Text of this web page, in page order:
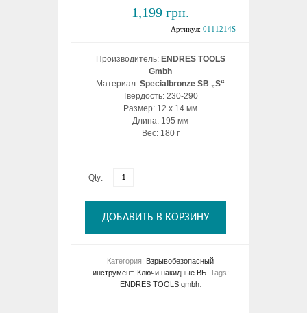
1,199 грн.
Артикул: 0111214S
Производитель: ENDRES TOOLS
Gmbh
Материал: Specialbronze SB „S“
Твердость: 230-290
Размер: 12 х 14 мм
Длина: 195 мм
Вес: 180 г
Qty:
ДОБАВИТЬ В КОРЗИНУ
Категория: Взрывобезопасный
инструмент, Ключи накидные ВБ. Tags:
ENDRES TOOLS gmbh.